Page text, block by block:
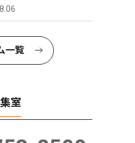
タリウム
ＦＧが命
一覧
室